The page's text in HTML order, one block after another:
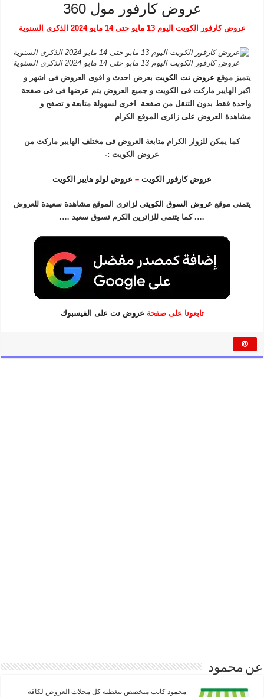
عروض كارفور مول 360
عروض كارفور الكويت اليوم 13 مايو حتى 14 مايو 2024 الذكرى السنوية
عروض كارفور الكويت اليوم 13 مايو حتى 14 مايو 2024 الذكرى السنوية
يتميز موقع عروض نت الكويتبعرض احدث و اقوى العروض فى اشهر و
اكبر الهايبر ماركت فى الكويت و جميع العروض يتم عرضها فى فى صفحة
واحدة فقط بدون التنقل من صفحة اخرى لسهولة متابعة و تصفح و
مشاهدة العروض على زائرى الموقع الكرام
كما يمكن للزوار الكرام متابعة العروض فى مختلف الهايبر ماركت من
عروض الكويت :-
عروض كارفور الكويت– عروض لولو هايبر الكويت
يتمنى موقع عروض السوق الكويتىلزائرى الموقع مشاهدة سعيدة للعروض
…. كما يتنمى للزائرين الكرم تسوق سعيد ….
تابعونا على صفحة عروض نت على الفيسبوك
عن محمود
محمود كاتب متخصص بتغطية كل مجلات العروض لكافة